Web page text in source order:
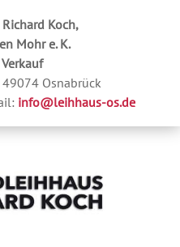
Koch,
Mohr e. K.
Osnabrück
info@leihhaus-os.de